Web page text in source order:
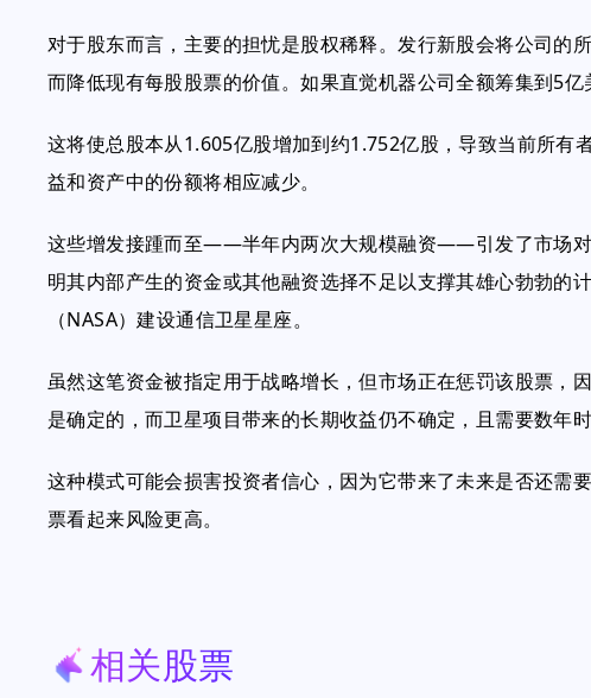
对于股东而言，主要的担忧是股权稀释。发行新股会将公司的
而降低现有每股股票的价值。如果直觉机器公司全额筹集到5亿
这将使总股本从1.605亿股增加到约1.752亿股，导致当前所有
益和资产中的份额将相应减少。
这些增发接踵而至——半年内两次大规模融资——引发了市场对
明其内部产生的资金或其他融资选择不足以支撑其雄心勃勃的
（NASA）建设通信卫星星座。
虽然这笔资金被指定用于战略增长，但市场正在惩罚该股票，
是确定的，而卫星项目带来的长期收益仍不确定，且需要数年时
这种模式可能会损害投资者信心，因为它带来了未来是否还需
票看起来风险更高。
相关股票